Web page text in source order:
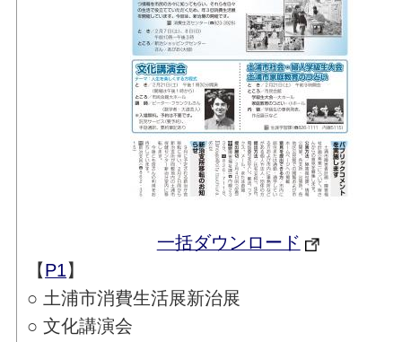
一括ダウンロード
【P1】
○ 土浦市消費生活展新治展
○ 文化講演会